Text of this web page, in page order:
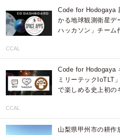
Code for Hodogaya
かる地球観測衛星デ
ハッカソン」チーム
CCAL
Code for Hodogaya
ミリーテックIoTLT
で楽しめる史上初の
CCAL
山梨県甲州市の耕作